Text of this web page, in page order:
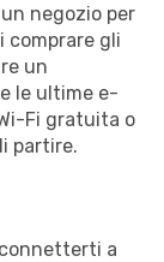
negozio per
comprare gli
un
le ultime e-
Fi gratuita o
partire.
a